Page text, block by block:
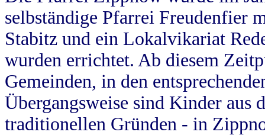
selbständige Pfarrei Freudenfier
Stabitz und ein Lokalvikariat
wurden errichtet. Ab diesem
Gemeinden, in den
Übergangsweise sind Kinder aus
traditionellen Gründen - in